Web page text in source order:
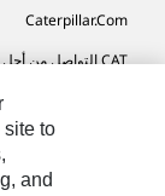
Caterpillar.com
CAT التواصل من أجل خدمة المعدات ودعم
تفضيلات التسويق
خريطة الموقع
Cookie Settings
site to
and